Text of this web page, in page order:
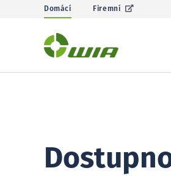
Domácí Firemní